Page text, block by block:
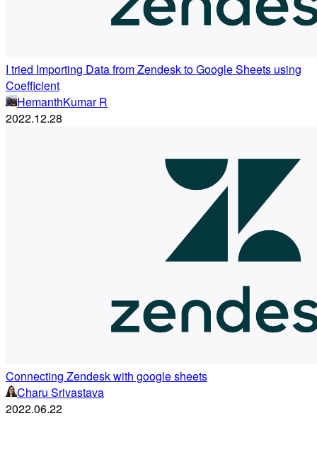
I tried Importing Data from Zendesk to Google Sheets using
Coefficient
HemanthKumar R
2022.12.28
Connecting Zendesk with google sheets
Charu Srivastava
2022.06.22